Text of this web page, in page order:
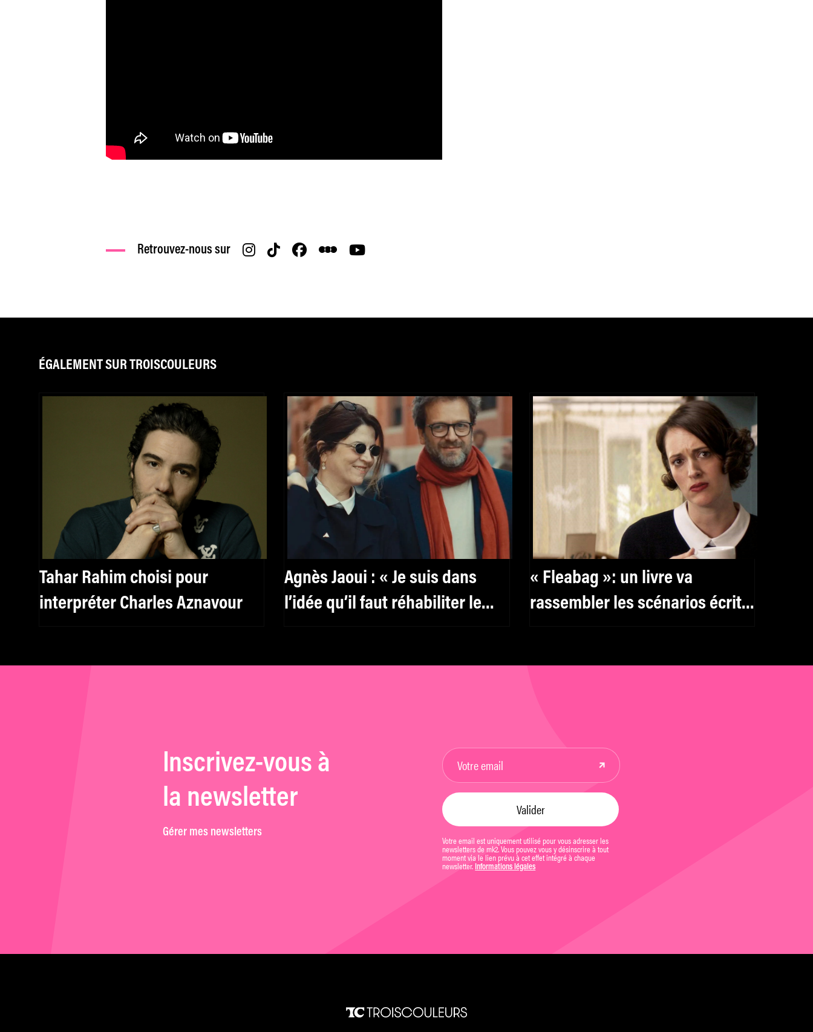
Retrouvez-nous sur
ÉGALEMENT SUR TROISCOULEURS
Tahar Rahim choisi pour
interpréter Charles Aznavour
Agnès Jaoui : « Je suis dans
l’idée qu’il faut réhabiliter le
« Fleabag »: un livre va
rassembler les scénarios écrits
Inscrivez-vous à
la newsletter
Gérer mes newsletters
Votre email est uniquement utilisé pour vous adresser les
newsletters de mk2. Vous pouvez vous y désinscrire à tout
moment via le lien prévu à cet effet intégré à chaque
newsletter. Informations légales